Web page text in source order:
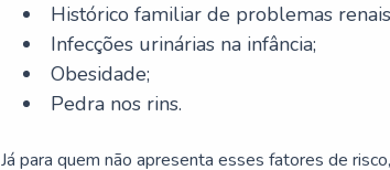
Histórico familiar de problemas
Infecções urinárias na infância;
Obesidade;
Pedra nos rins.
Já para quem não apresenta esses fatores de